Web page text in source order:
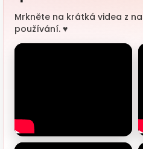
Mrkněte na krátká videa z
používání. ♥️